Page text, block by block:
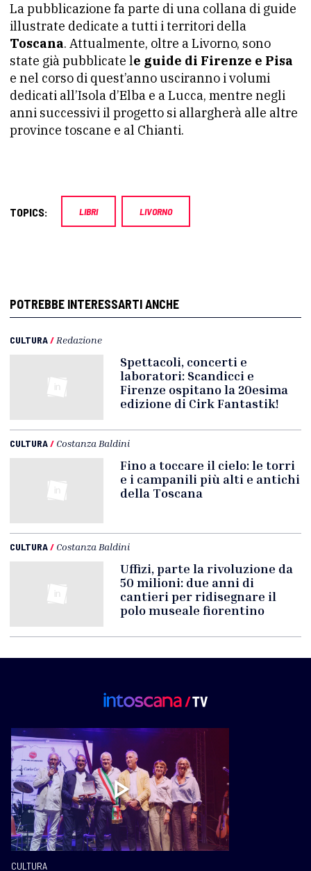
La pubblicazione fa parte di una collana di guide
illustrate dedicate a tutti i territori della
Toscana. Attualmente, oltre a Livorno, sono
state già pubblicate le guide di Firenze e Pisa
e nel corso di quest’anno usciranno i volumi
dedicati all’Isola d’Elba e a Lucca, mentre negli
anni successivi il progetto si allargherà alle altre
province toscane e al Chianti.
TOPICS: LIBRI LIVORNO
POTREBBE INTERESSARTI ANCHE
CULTURA/ Redazione
Spettacoli, concerti e
laboratori: Scandicci e
Firenze ospitano la 20esima
edizione di Cirk Fantastik!
CULTURA/ Costanza Baldini
Fino a toccare il cielo: le torri
e i campanili più alti e antichi
della Toscana
CULTURA/ Costanza Baldini
Uffizi, parte la rivoluzione da
50 milioni: due anni di
cantieri per ridisegnare il
polo museale fiorentino
CULTURA